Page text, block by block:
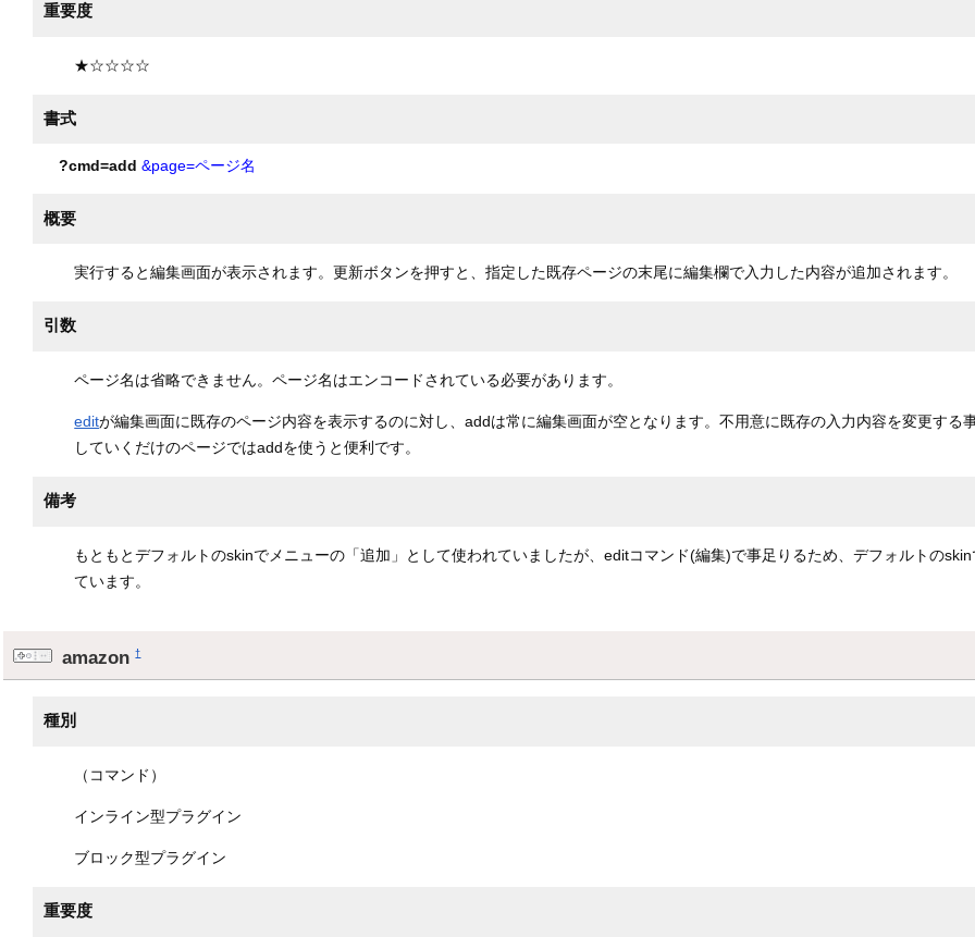
重要度
★☆☆☆☆
書式
?cmd=add &page=ページ名
概要
実行すると編集画面が表示されます。更新ボタンを押すと、指定した既存ページの末尾に編集欄で入力した内容が追加されます。
引数
ページ名は省略できません。ページ名はエンコードされている必要があります。
editが編集画面に既存のページ内容を表示するのに対し、addは常に編集画面が空となります。不用意に既存の入力内容を変更する
していくだけのページではaddを使うと便利です。
備考
もともとデフォルトのskinでメニューの「追加」として使われていましたが、editコマンド(編集)で事足りるため、デフォルトの
ています。
amazon†
種別
（コマンド）
インライン型プラグイン
ブロック型プラグイン
重要度